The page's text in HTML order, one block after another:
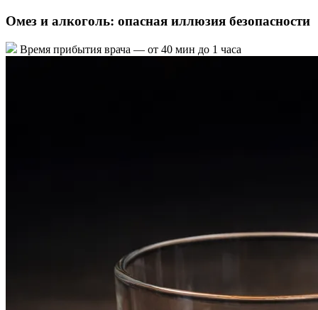
Омез и алкоголь: опасная иллюзия безопасности
Время прибытия врача — от 40 мин до 1 часа